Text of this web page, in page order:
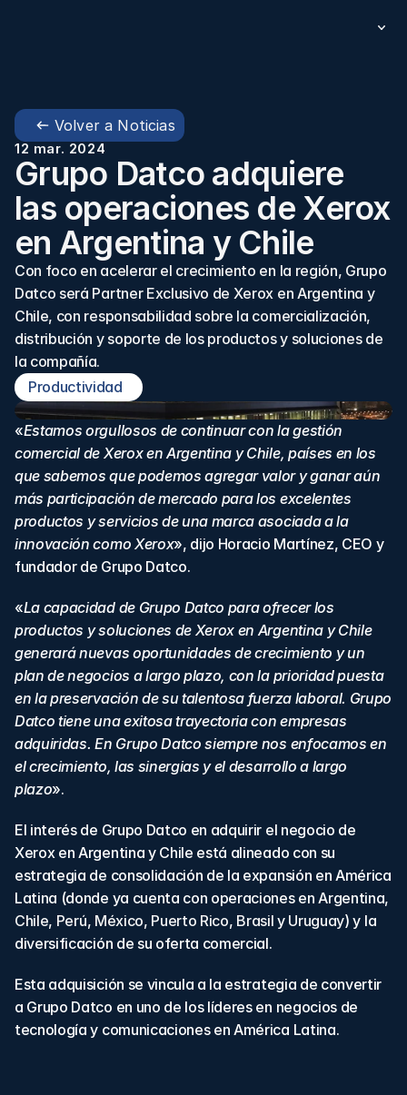
Volver a Noticias
12 mar. 2024
Grupo Datco adquiere
las operaciones de Xerox
en Argentina y Chile
Con foco en acelerar el crecimiento en la región, Grupo
Datco será Partner Exclusivo de Xerox en Argentina y
Chile, con responsabilidad sobre la comercialización,
distribución y soporte de los productos y soluciones de
la compañía.
Productividad
«Estamos orgullosos de continuar con la gestión
comercial de Xerox en Argentina y Chile, países en los
que sabemos que podemos agregar valor y ganar aún
más participación de mercado para los excelentes
productos y servicios de una marca asociada a la
innovación como Xerox», dijo Horacio Martínez, CEO y
fundador de Grupo Datco.
«La capacidad de Grupo Datco para ofrecer los
productos y soluciones de Xerox en Argentina y Chile
generará nuevas oportunidades de crecimiento y un
plan de negocios a largo plazo, con la prioridad puesta
en la preservación de su talentosa fuerza laboral. Grupo
Datco tiene una exitosa trayectoria con empresas
adquiridas. En Grupo Datco siempre nos enfocamos en
el crecimiento, las sinergias y el desarrollo a largo
plazo».
El interés de Grupo Datco en adquirir el negocio de
Xerox en Argentina y Chile está alineado con su
estrategia de consolidación de la expansión en América
Chile, Perú, México, Puerto Rico, Brasil y Uruguay) y la
diversificación de su oferta comercial.
Esta adquisición se vincula a la estrategia de convertir
a Grupo Datco en uno de los líderes en negocios de
tecnología y comunicaciones en América Latina.